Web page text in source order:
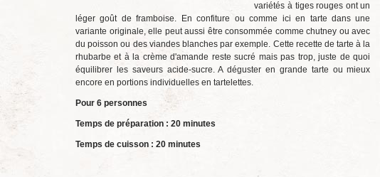
variétés à tiges rouges ont un
léger goût de framboise. En confiture ou comme ici en tarte dans une
variante originale, elle peut aussi être consommée comme chutney ou avec
du poisson ou des viandes blanches par exemple. Cette recette de tarte à la
rhubarbe et à la crème d'amande reste sucré mais pas trop, juste de quoi
équilibrer les saveurs acide-sucre. A déguster en grande tarte ou mieux
encore en portions individuelles en tartelettes.
Pour 6 personnes
Temps de préparation : 20 minutes
Temps de cuisson : 20 minutes